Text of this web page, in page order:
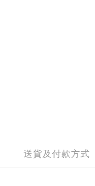
送貨及付款方式